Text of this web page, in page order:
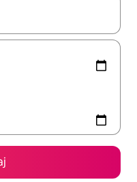
poruszać się po nich za